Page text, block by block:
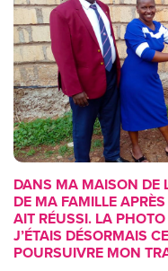
DANS MA MAISON DE
DE MA FAMILLE
AIT RÉUSSI. LA
J’ÉTAIS DÉSORMAIS
POURSUIVRE MON